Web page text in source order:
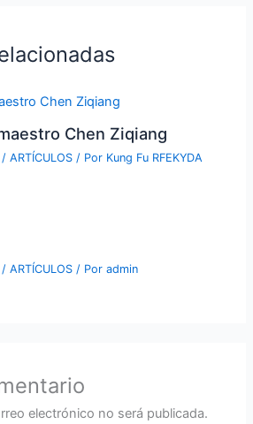
Chen Ziqiang
/ARTÍCULOS / Por Kung Fu RFEKYDA
/ARTÍCULOS / Poradmin
electrónico no será publicada.